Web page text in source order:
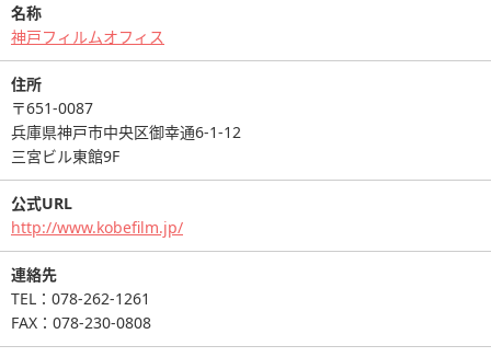
名称
神戸フィルムオフィス
住所
〒651-0087
兵庫県神戸市中央区御幸通6-1-12
三宮ビル東館9F
公式URL
http://www.kobefilm.jp/
連絡先
TEL：078-262-1261
FAX：078-230-0808